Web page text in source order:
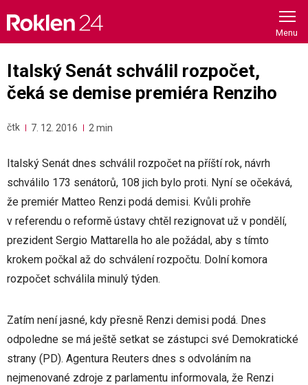
content
Italský Senát schválil rozpočet,
čeká se demise premiéra Renziho
čtk 7. 12. 2016 2 min
Italský Senát dnes schválil rozpočet na příští rok, návrh
schválilo 173 senátorů, 108 jich bylo proti. Nyní se očekává,
že premiér Matteo Renzi podá demisi. Kvůli prohře
v referendu o reformě ústavy chtěl rezignovat už v pondělí,
prezident Sergio Mattarella ho ale požádal, aby s tímto
krokem počkal až do schválení rozpočtu. Dolní komora
rozpočet schválila minulý týden.
Zatím není jasné, kdy přesně Renzi demisi podá. Dnes
odpoledne se má ještě setkat se zástupci své Demokratické
strany (PD). Agentura Reuters dnes s odvoláním na
nejmenované zdroje z parlamentu informovala, že Renzi